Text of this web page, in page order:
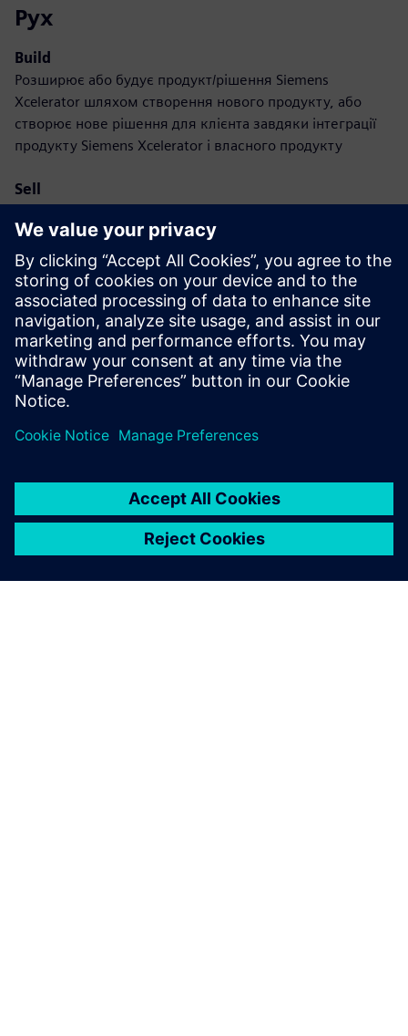
Рух
Build
Розширює або будує продукт/рішення Siemens
Xcelerator шляхом створення нового продукту, або
створює нове рішення для клієнта завдяки інтеграції
продукту Siemens Xcelerator і власного продукту
Sell
забезпечення та цифрового обладнання на Siemens
Xcelerator
Service
Послуги, що допомагають замовнику впроваджувати,
інтегрувати, експлуатувати або підтримувати продукти/
рішення Siemens Xcelerator